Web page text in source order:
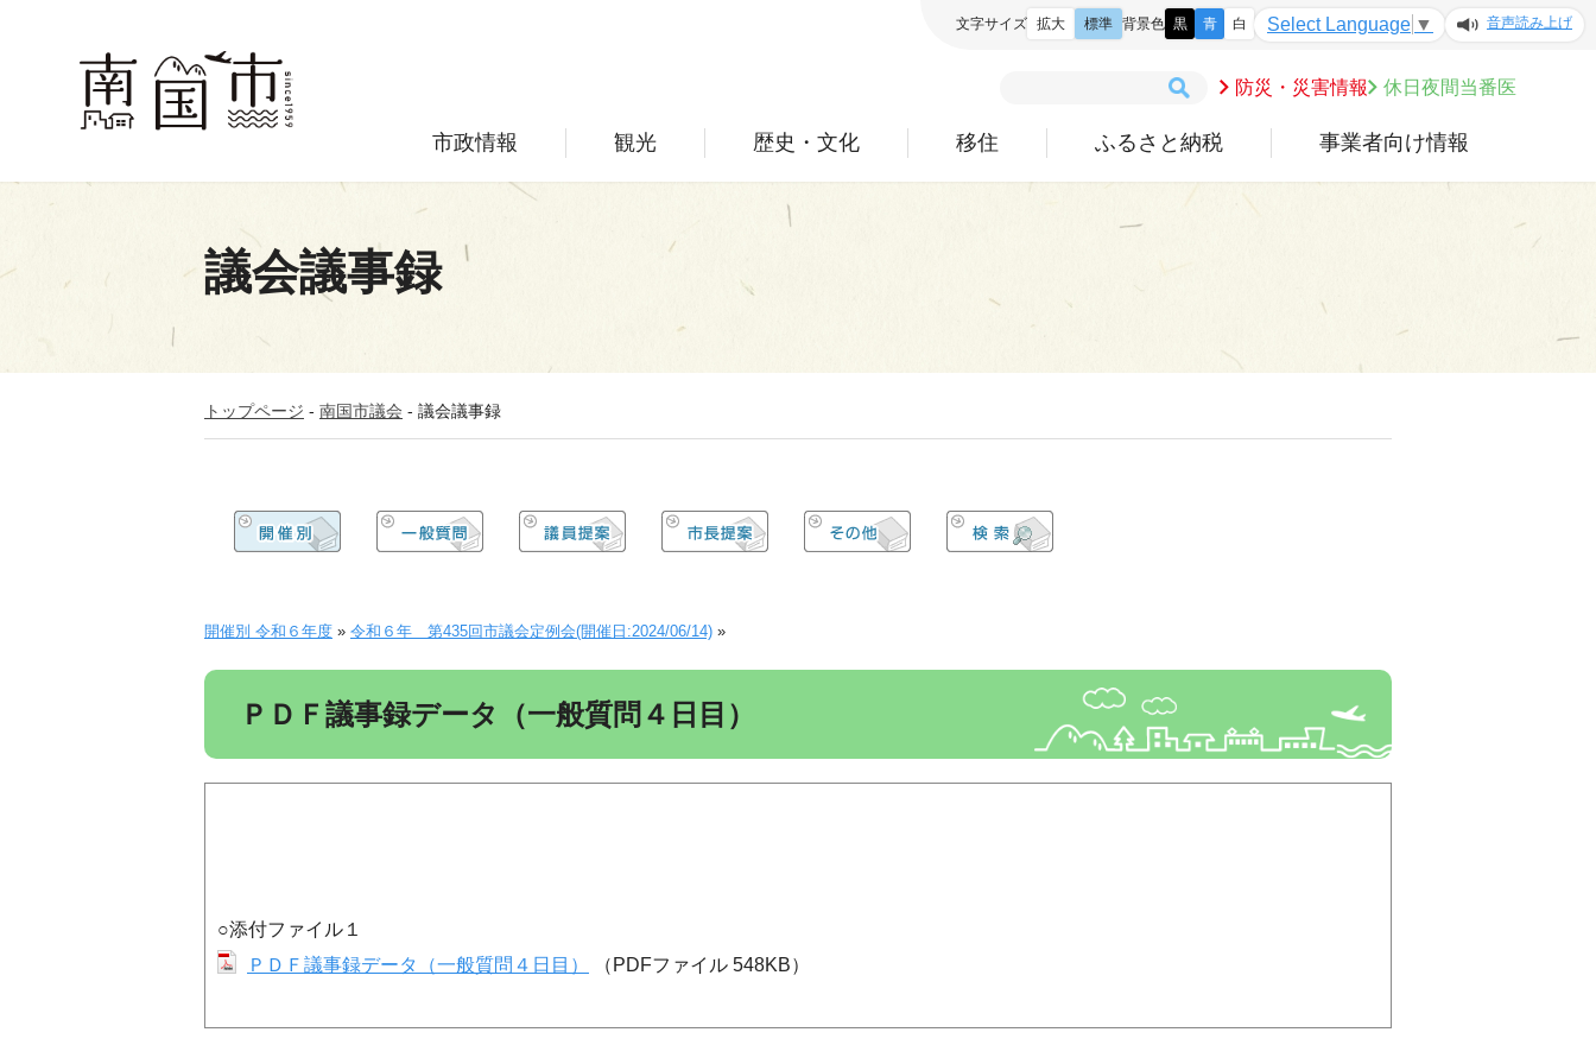
防災・災害情報 休日夜間当番医
市政情報 観光 歴史・文化 移住 ふるさと納税 事業者向け情報
文字サイズ 拡大 標準 背景色 黒 青 白 Select Language ▼ 音声読み上げ
議会議事録
トップページ - 南国市議会 - 議会議事録
開催別 令和６年度 » 令和６年 第435回市議会定例会(開催日:2024/06/14) »
ＰＤＦ議事録データ（一般質問４日目）
○添付ファイル１
ＰＤＦ議事録データ（一般質問４日目）
（PDFファイル 548KB）